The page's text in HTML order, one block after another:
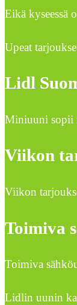
Eikä kyseessä
Upeat
Lidl
Miniuuni sopii
Viikon
Viikon
Toimiva
Toimiva
Lidlin uunin